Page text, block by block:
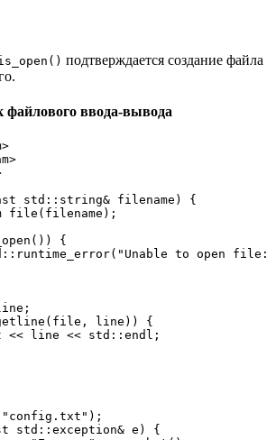
подтверждается создание файла
ввода-вывода
std::string& filename) {
file(filename);
{
line)) {
<< line << std::endl;
std::exception& e) {